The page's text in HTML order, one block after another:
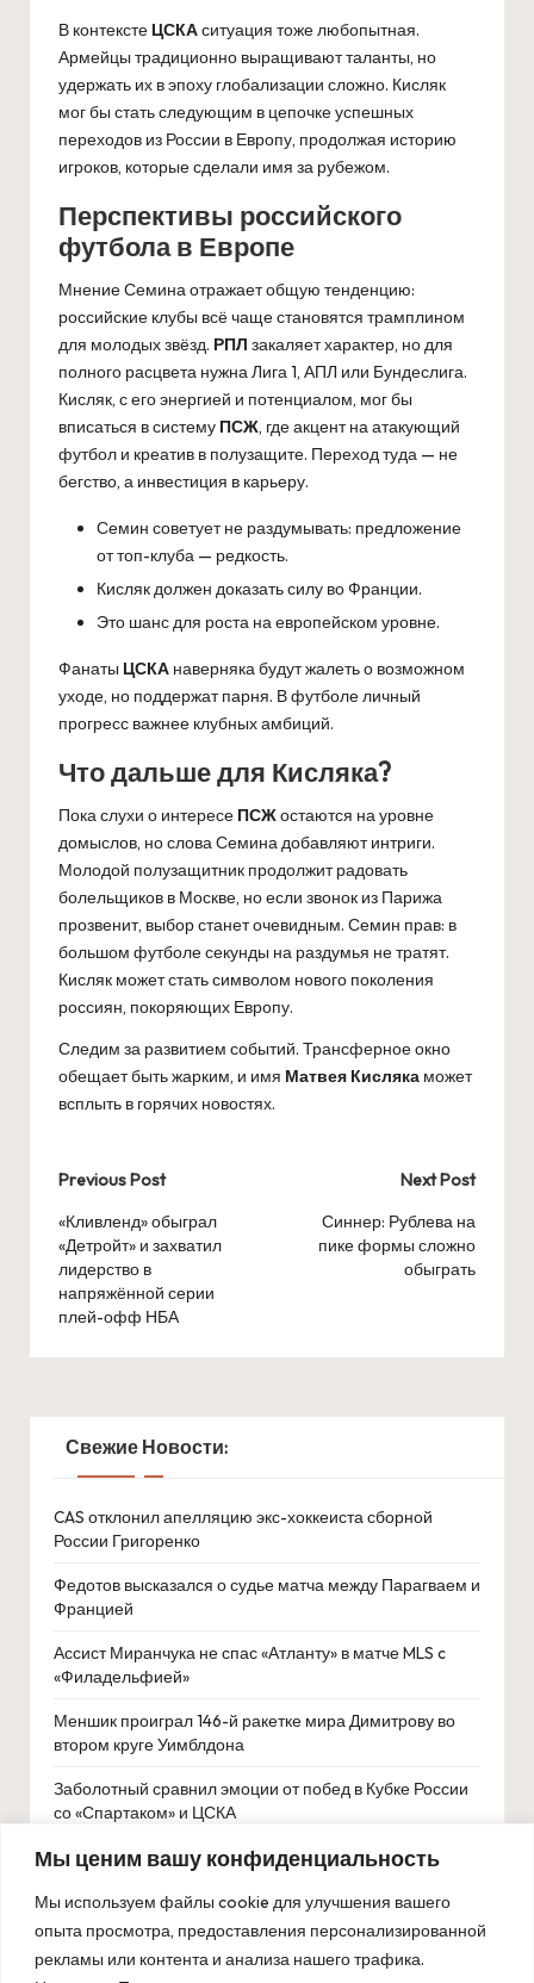
Мы ценим вашу конфиденциальность
Мы используем файлы cookie для улучшения вашего
опыта просмотра, предоставления персонализированной
рекламы или контента и анализа нашего трафика.
В контексте ЦСКАситуация тоже любопытная.
Армейцы традиционно выращивают таланты, но
удержать их в эпоху глобализации сложно. Кисляк
мог бы стать следующим в цепочке успешных
переходов из России в Европу, продолжая историю
игроков, которые сделали имя за рубежом.
Перспективы российского
футбола в Европе
Мнение Семина отражает общую тенденцию:
российские клубы всё чаще становятся трамплином
для молодых звёзд. РПЛ закаляет характер, но для
полного расцвета нужна Лига 1, АПЛ или Бундеслига.
Кисляк, с его энергией и потенциалом, мог бы
вписаться в систему ПСЖ, где акцент на атакующий
футбол и креатив в полузащите. Переход туда — не
бегство, а инвестиция в карьеру.
Семин советует не раздумывать: предложение
от топ-клуба — редкость.
Кисляк должен доказать силу во Франции.
Это шанс для роста на европейском уровне.
Фанаты ЦСКА наверняка будут жалеть о возможном
уходе, но поддержат парня. В футболе личный
прогресс важнее клубных амбиций.
Что дальше для Кисляка?
Пока слухи о интересе ПСЖостаются на уровне
домыслов, но слова Семина добавляют интриги.
Молодой полузащитник продолжит радовать
болельщиков в Москве, но если звонок из Парижа
прозвенит, выбор станет очевидным. Семин прав: в
большом футболе секунды на раздумья не тратят.
Кисляк может стать символом нового поколения
россиян, покоряющих Европу.
Следим за развитием событий. Трансферное окно
обещает быть жарким, и имя Матвея Кисляка может
всплыть в горячих новостях.
Post
navigation
Previous Post
«Кливленд» обыграл
«Детройт» и захватил
лидерство в
напряжённой серии
плей-офф НБА
Next Post
Синнер: Рублева на
пике формы сложно
обыграть
Свежие Новости:
CAS отклонил апелляцию экс-хоккеиста сборной
России Григоренко
Федотов высказался о судье матча между Парагваем и
Францией
Ассист Миранчука не спас «Атланту» в матче MLS c
«Филадельфией»
Меншик проиграл 146-й ракетке мира Димитрову во
втором круге Уимблдона
Заболотный сравнил эмоции от побед в Кубке России
со «Спартаком» и ЦСКА
Даниил Тарасов перешёл в «Детройт Ред Уингз»
ФИФА запретила Никите Хайкину выступать за
сборную Норвегии до 2028 года
Сборная России взяла бронзу в медальном зачете на